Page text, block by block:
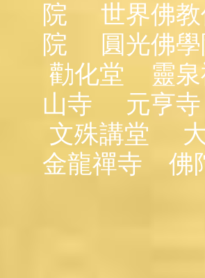
院
世界佛
院
圓光佛
勸化堂
靈
山寺
元亨寺
文殊講堂
金龍禪寺
佛